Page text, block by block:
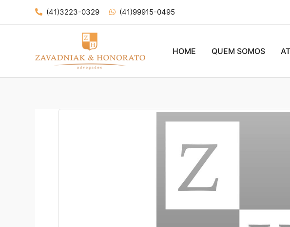
(41)3223-0329 (41)99915-0495
HOME QUEM SOMOS